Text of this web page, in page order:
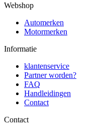
Webshop
Automerken
Motormerken
Informatie
klantenservice
Partner worden?
FAQ
Handleidingen
Contact
Contact